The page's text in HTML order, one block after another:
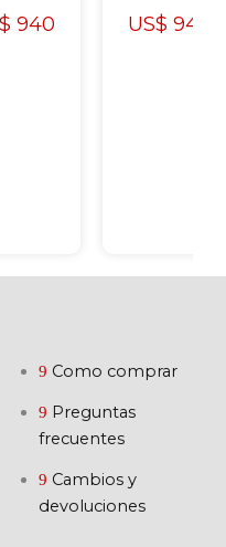
940
US$ 940
Como comprar
Preguntas
frecuentes
Cambios y
devoluciones